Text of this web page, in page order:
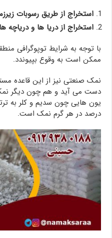
استخراج از طریق رسوبات
استخراج از دریا ها و دریاچه ها
با توجه به شرایط توپوگرافی
ممکن است به وقوع بپیوندد.
نمک صنعتی نیز از این قاعده
دست می آید و هم چون دیگر
درصد در هر گرم نمک است.